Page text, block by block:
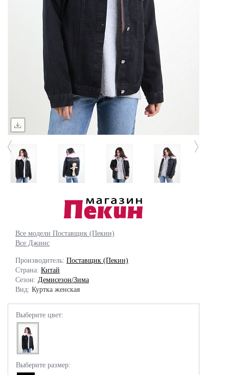
Все модели Поставщик (Пекин)
Все Джинс
Производитель: Поставщик (Пекин)
Страна: Китай
Сезон: Демисезон/Зима
Вид: Куртка женская
Выберите цвет:
Выберите размер: